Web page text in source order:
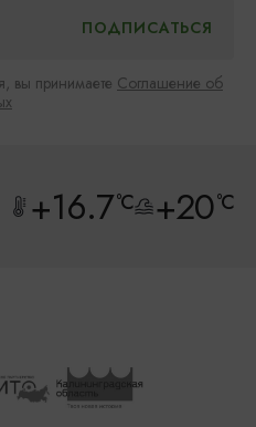
вы принимаете Соглашение об
+16.7°C +20°C